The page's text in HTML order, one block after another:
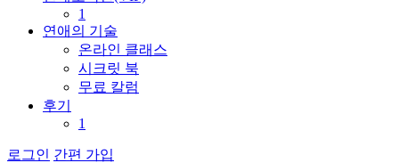
1
연애의 기술
온라인 클래스
시크릿 북
무료 칼럼
후기
1
로그인 간편 가입